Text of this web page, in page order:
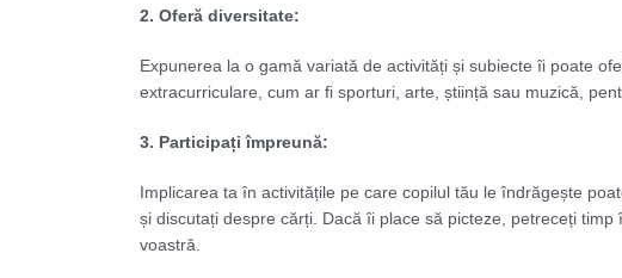
2. Oferă diversitate:
Expunerea la o gamă variată de activități și subiecte îi poate
extracurriculare, cum ar fi sporturi, arte, știință sau muzică,
3. Participați împreună:
Implicarea ta în activitățile pe care copilul tău le îndrăgește
și discutați despre cărți. Dacă îi place să picteze, petreceți
voastră.